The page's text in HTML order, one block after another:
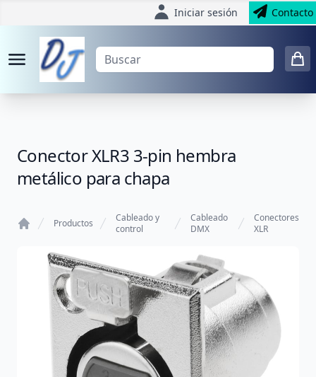
Iniciar sesión Contacto
Conector XLR3 3-pin hembra
metálico para chapa
Productos
Cableado y
control
Cableado
DMX
Conectores
XLR